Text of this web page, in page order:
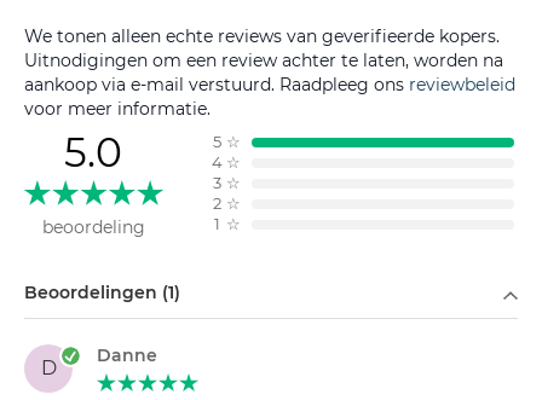
We tonen alleen echte reviews van geverifieerde kopers.
Uitnodigingen om een review achter te laten, worden na
aankoop via e-mail verstuurd. Raadpleeg ons reviewbeleid
voor meer informatie.
5.0
beoordeling
5 ☆
4 ☆
3 ☆
2 ☆
1 ☆
Beoordelingen (1)
D
Danne